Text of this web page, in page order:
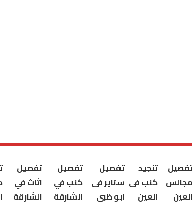
مجالس
العين
تنجيد
كنب فى
العين
تفصيل
ستاير فى
ابو ظبى
تفصيل
كنب في
الشارقة
تفصيل
اثاث في
الشارقة